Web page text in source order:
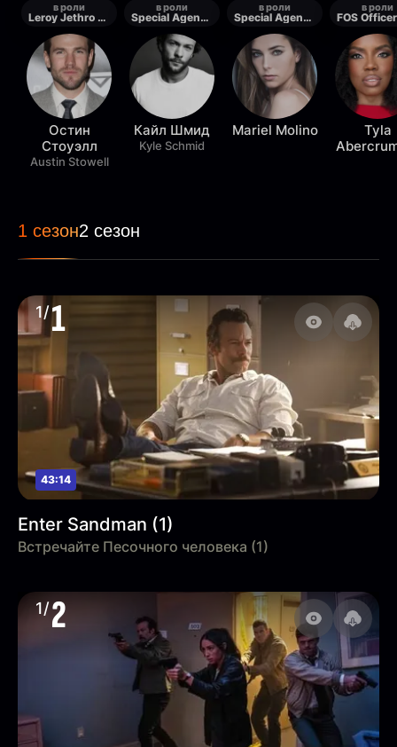
в роли
Leroy Jethro Gibbs
Остин
Стоуэлл
Austin Stowell
в роли
Special Agent Mike Franks
Кайл Шмид
Kyle Schmid
в роли
Special Agent Lala Dominguez
Mariel Molino
в роли
Tyla
1 сезон2 сезон
1/1
43:14
Enter Sandman (1)
Встречайте Песочного человека (1)
1/2